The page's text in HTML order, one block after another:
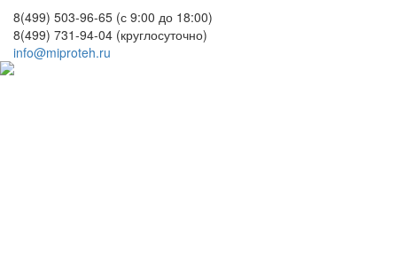
8(499) 503-96-65 (с 9:00 до 18:00)
8(499) 731-94-04 (круглосуточно)
info@miproteh.ru